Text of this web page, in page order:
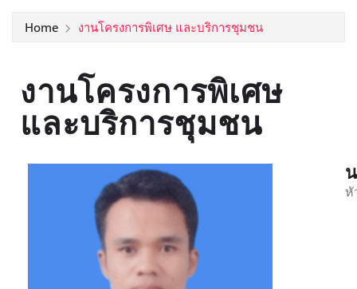
Home งานโครงการพิเศษ และบริการชุมชน
งานโครงการพิเศษ
และบริการชุมชน
หั